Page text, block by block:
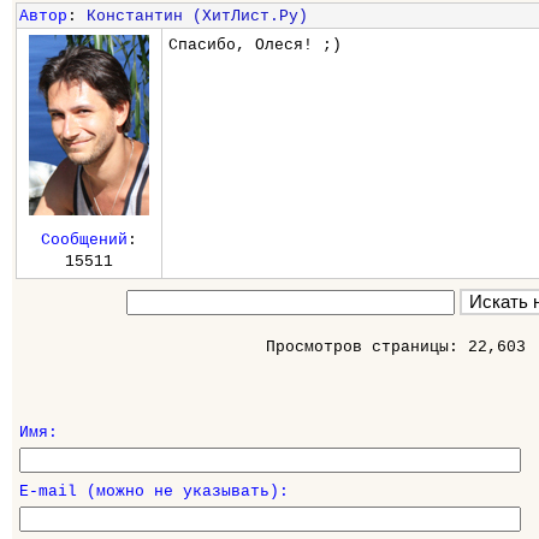
Автор : Константин (ХитЛист.Ру)
Спасибо, Олеся! ;)
Сообщений :
15511
Просмотров страницы: 22,603
Имя:
E-mail (можно не указывать):